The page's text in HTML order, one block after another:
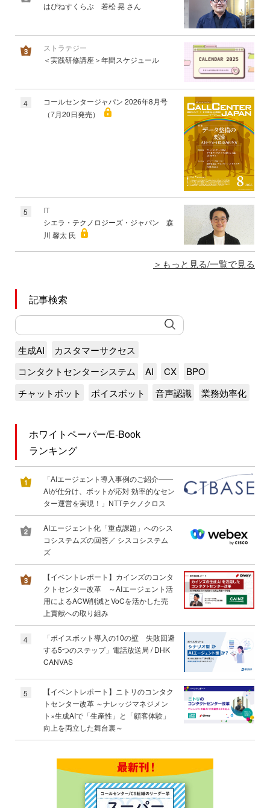
はぴねすくらぶ 若松 晃 さん
ストラテジー
＜実践研修講座＞年間スケジュール
4
コールセンタージャパン 2026年8月号
（7月20日発売）
5
IT
シエラ・テクノロジーズ・ジャパン 森
川 馨太 氏
もっと見る/一覧で見る
記事検索
生成AI
カスタマーサクセス
コンタクトセンターシステム
AI CX
BPO
チャットボット
ボイスボット 音声認識 業務効率化
ホワイトペーパー/E-Book
ランキング
「AIエージェント導入事例のご紹介――
AIが仕分け、ボットが応対 効率的なセン
ター運営を実現！」NTTテクノクロス
AIエージェント化「重点課題」へのシス
コシステムズの回答／ シスコシステム
ズ
【イベントレポート】カインズのコンタ
クトセンター改革 ～AIエージェント活
用によるACW削減とVoCを活かした売
上貢献への取り組み
4
「ボイスボット導入の10の壁 失敗回避
する5つのステップ」電話放送局 / DHK
CANVAS
5
【イベントレポート】ニトリのコンタク
トセンター改革 ～ナレッジマネジメン
ト×生成AIで「生産性」と「顧客体験」
向上を両立した舞台裏～